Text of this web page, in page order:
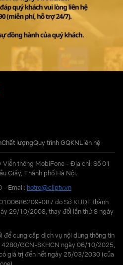
Chất lượngQuy trình GQKNLiên hệ
thông MobiFone - Địa chỉ: Số 01
Giấy, Thành phố Hà Nội.
- Email: hotro@cliptv.vn
087 do Sở KHĐT thành
29/10/2008, thay đổi lần thứ 8 ngày
để cung cấp dịch vụ nội dung thông tin
4280/GCN-SKHCN ngày 06/10/2025,
giá trị đến hết ngày 25/03/2030 (của